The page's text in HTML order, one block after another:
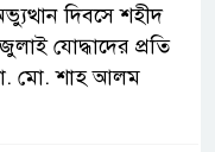
দিবসে শহীদ
যোদ্ধাদের প্রতি
মো. শাহ আলম